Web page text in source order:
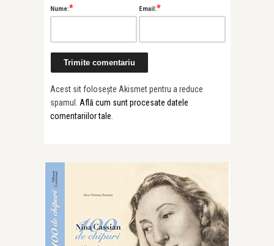
Nume:* Email:*
Acest sit folosește Akismet pentru a reduce
spamul. Află cum sunt procesate datele
comentariilor tale